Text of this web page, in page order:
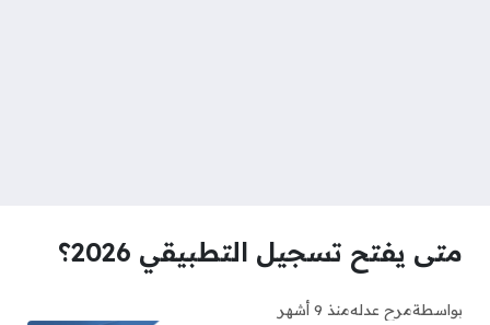
متى يفتح تسجيل التطبيقي 2026؟
بواسطةمرح عدلهمنذ 9 أشهر